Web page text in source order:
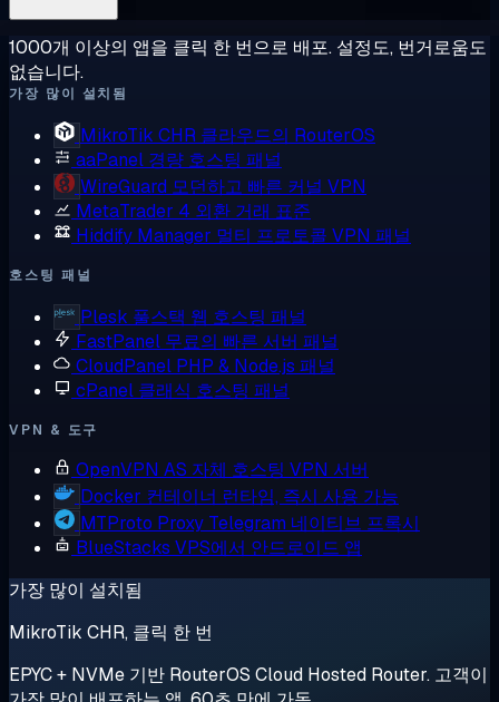
1000개 이상의 앱을 클릭 한 번으로 배포. 설정도, 번거로움도
없습니다.
가장 많이 설치됨
MikroTik CHR 클라우드의 RouterOS
aaPanel 경량 호스팅 패널
WireGuard 모던하고 빠른 커널 VPN
MetaTrader 4 외환 거래 표준
Hiddify Manager 멀티 프로토콜 VPN 패널
호스팅 패널
Plesk 풀스택 웹 호스팅 패널
FastPanel 무료의 빠른 서버 패널
CloudPanel PHP & Node.js 패널
cPanel 클래식 호스팅 패널
VPN & 도구
OpenVPN AS 자체 호스팅 VPN 서버
Docker 컨테이너 런타임, 즉시 사용 가능
MTProto Proxy Telegram 네이티브 프록시
BlueStacks VPS에서 안드로이드 앱
가장 많이 설치됨
MikroTik CHR, 클릭 한 번
EPYC + NVMe 기반 RouterOS Cloud Hosted Router. 고객이